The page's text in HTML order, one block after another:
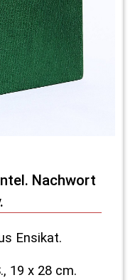
Nachwort
Ensikat.
19 x 28 cm.